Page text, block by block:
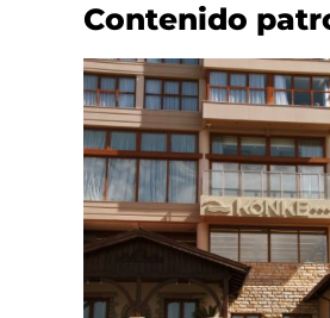
Contenido